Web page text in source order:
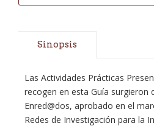
Sinopsis
Las Actividades Prácticas
recogen en esta Guía surgieron
Enred@dos, aprobado en el
Redes de Investigación para la